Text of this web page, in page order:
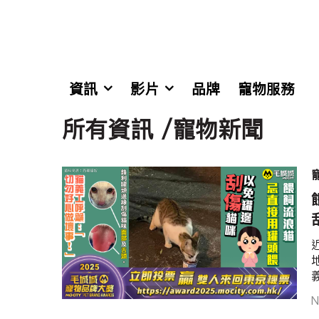
資訊 影片 品牌 寵物服務
所有資訊 /寵物新聞